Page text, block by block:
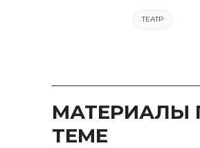
ТЕАТР
МАТЕРИАЛЫ
ТЕМЕ